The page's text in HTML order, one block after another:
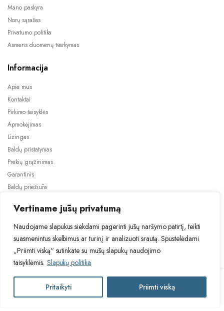
Vertiname jūsų privatumą
Naudojame slapukus siekdami pagerinti jūsų naršymo patirtį, teikti
suasmenintus skelbimus ar turinį ir analizuoti srautą. Spustelėdami
„Priimti viską“ sutinkate su mūsų slapukų naudojimo
taisyklėmis. Slapukų politika
Pritaikyti Priimti viskąĮ krepšelį
Mano paskyra
Norų sąrašas
Privatumo politika
Asmens duomenų tvarkymas
Informacija
Apie mus
Kontaktai
Pirkimo taisyklės
Apmokėjimas
Lizingas
Baldų pristatymas
Prekių grąžinimas
Garantinis
Baldų priežiūra
2024 © Visos teisės saugomos. Be TauBaldai.lt sutikimo draudžiama
Asmens duomenų tvarkymas